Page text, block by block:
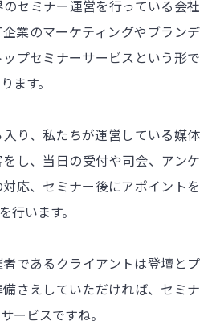
セミナー運営を行っている会社
業のマーケティングやブランデ
プセミナーサービスという形で
ます。
り、私たちが運営している媒体
し、当日の受付や司会、アンケ
応、セミナー後にアポイントを
行います。
であるクライアントは登壇とプ
さえしていただければ、セミナ
ービスですね。